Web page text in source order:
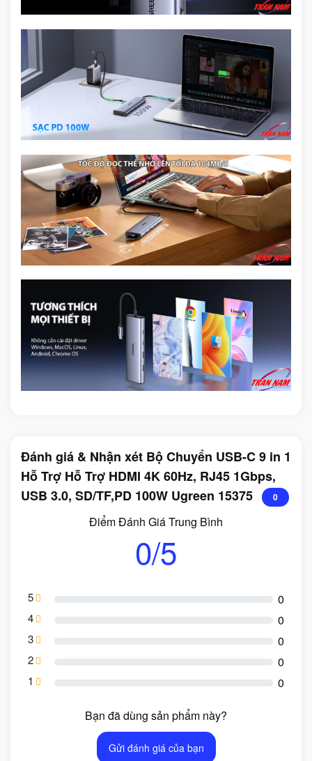
Đánh giá & Nhận xét Bộ Chuyển USB-C 9 in 1
Hỗ Trợ Hỗ Trợ HDMI 4K 60Hz, RJ45 1Gbps,
USB 3.0, SD/TF,PD 100W Ugreen 15375
0
Điểm Đánh Giá Trung Bình
0/5
5 0
4 0
3 0
2 0
1 0
Bạn đã dùng sản phẩm này?
Gửi đánh giá của bạn